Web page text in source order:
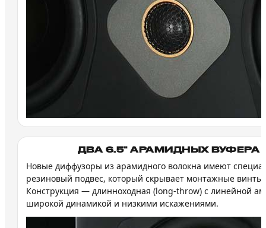
ДВА 6.5" АРАМИДНЫХ ВУФЕРА
Новые диффузоры из арамидного волокна имеют
резиновый подвес, который скрывает монтажные винты.
Конструкция — длинноходная (long-throw) с линейной
широкой динамикой и низкими искажениями.